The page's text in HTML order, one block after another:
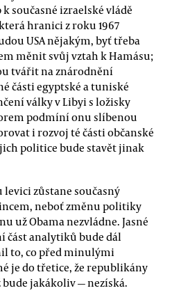
současné izraelské vládě
hranici z roku 1967
USA nějakým, byť třeba
měnit svůj vztah k Hamásu;
tvářit na znárodnění
části egyptské a tuniské
války v Libyi s ložisky
podmíní onu slíbenou
i rozvoj té části občanské
politice bude stavět jinak
levici zůstane současný
neboť změnu politiky
už Obama nezvládne. Jasné
část analytiků bude dál
to, co před minulými
je do třetice, že republikány
jakákoliv — nezíská.